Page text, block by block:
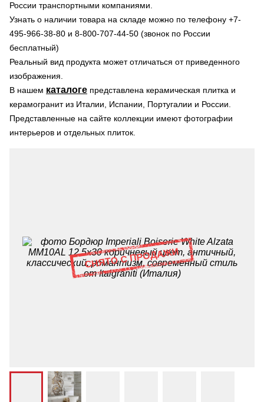
России транспортными компаниями.
Узнать о наличии товара на складе можно по телефону +7-
495-966-38-80 и 8-800-707-44-50 (звонок по России
бесплатный)
Реальный вид продукта может отличаться от приведенного
изображения.
В нашем каталоге представлена керамическая плитка и
керамогранит из Италии, Испании, Португалии и России.
Представленные на сайте коллекции имеют фотографии
интерьеров и отдельных плиток.